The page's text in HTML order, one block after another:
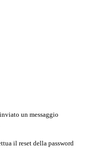
un messaggio
il reset della password